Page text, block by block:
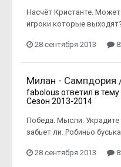
Насчёт Кристанте.
игроки которые
28 сентября 2013
Милан - Сампдория
fabolous ответил в
Сезон 2013-2014
Победа. Мысли. Украдите
забьет ли. Робиньо
28 сентября 2013